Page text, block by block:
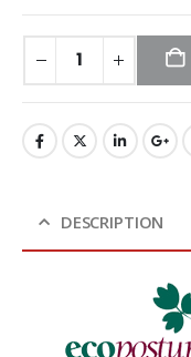
DESCRIPTION